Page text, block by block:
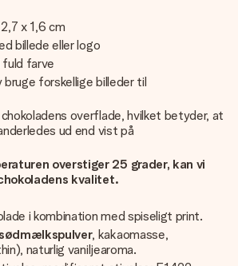
x 1,6 cm
billede eller logo
fuld farve
bruge forskellige billeder til
overflade, hvilket betyder, at
ud end vist på
overstiger 25 grader, kan vi
kvalitet.
i kombination med spiseligt print.
sødmælkspulver, kakaomasse,
naturlig vaniljearoma.